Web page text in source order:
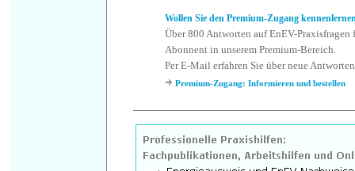
Wollen Sie den Premium-Zugang
Über 800 Antworten auf EnEV-Praxisfragen
Abonnent in unserem Premium-Bereich.
Per E-Mail erfahren Sie über neue
Premium-Zugang: Informieren und bestellen